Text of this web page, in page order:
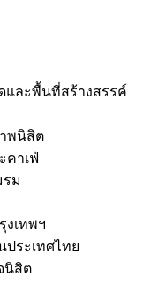
และพื้นที่สร้างสรรค์
พนิสิต
คาเฟ่
ม
งเทพฯ
ประเทศไทย
นิสิต